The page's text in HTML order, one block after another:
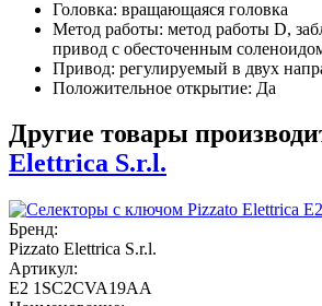
Головка: вращающаяся головка
Метод работы: метод работы D,
привод с обесточенным
Привод: регулируемый в двух
Положительное открытие: Да
Другие товары
Elettrica S.r.l.
Бренд:
Pizzato Elettrica S.r.l.
Артикул:
E2 1SC2CVA19AA